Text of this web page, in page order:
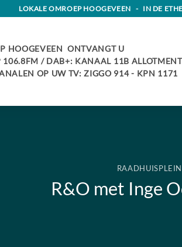
LOKALE OMROEP HOOGEVEEN - IN DE
HOOGEVEEN ONTVANGT U
106.8FM / DAB+: KANAAL 11B
OP UW TV: ZIGGO 914 - KPN 1171
R&O met Inge